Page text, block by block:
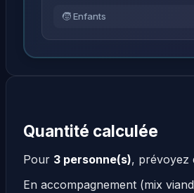
🧒 Enfants
Quantité calculée
Pour 3 personne(s), prévoyez
En accompagnement (mix